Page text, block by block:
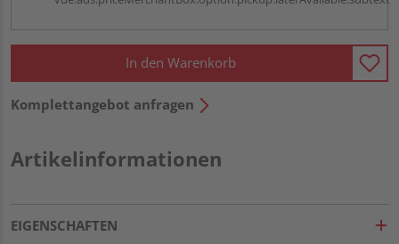
In den Warenkorb
Komplettangebot anfragen
Artikelinformationen
EIGENSCHAFTEN